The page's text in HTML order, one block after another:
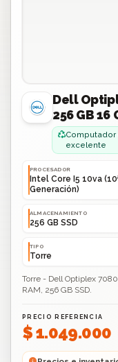
Dell
256 GB 16
Computador
excelente
PROCESADOR
Intel Core I5 10va
Generación)
ALMACENAMIENTO
256 GB SSD
TIPO
Torre
Torre - Dell Optiplex
RAM, 256 GB SSD.
PRECIO REFERENCIA
$ 1.049.000